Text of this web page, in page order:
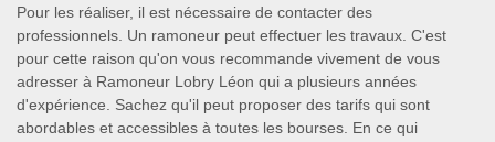
Pour les réaliser, il est nécessaire de contacter des
professionnels. Un ramoneur peut effectuer les travaux. C'est
pour cette raison qu'on vous recommande vivement de vous
adresser à Ramoneur Lobry Léon qui a plusieurs années
d'expérience. Sachez qu'il peut proposer des tarifs qui sont
abordables et accessibles à toutes les bourses. En ce qui